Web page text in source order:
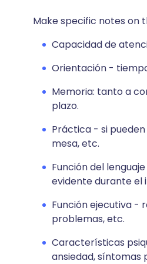
Make specific notes on
Capacidad de
Orientación -
Memoria: tanto a
plazo.
Práctica - si
mesa, etc.
Función del
evidente durante el
Función ejecutiva -
problemas, etc.
Características
ansiedad, síntomas